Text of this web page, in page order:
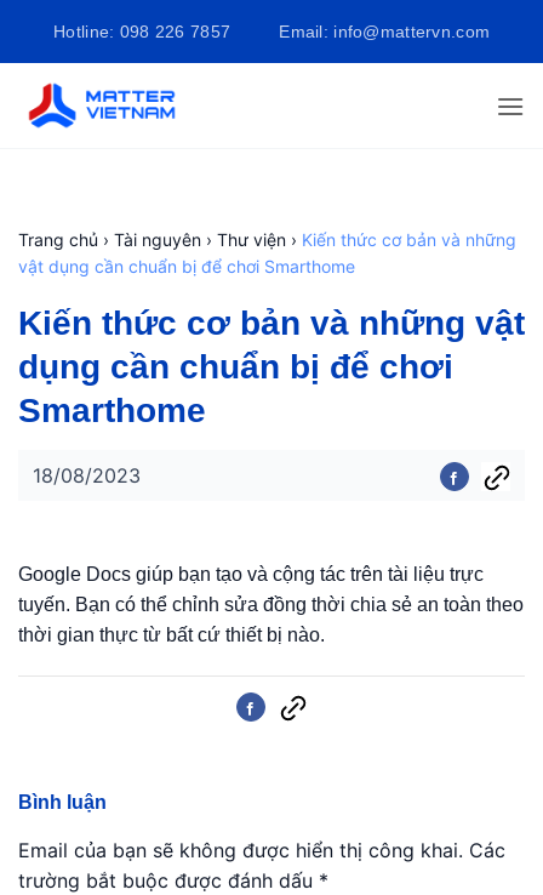
dung
Email: info@mattervn.com
Hotline: 098 226 7857
Trang chủ › Tài nguyên › Thư viện › Kiến thức cơ bản và những
vật dụng cần chuẩn bị để chơi Smarthome
Kiến thức cơ bản và những vật
dụng cần chuẩn bị để chơi
Smarthome
18/08/2023
Google Docs giúp bạn tạo và cộng tác trên tài liệu trực
tuyến. Bạn có thể chỉnh sửa đồng thời chia sẻ an toàn theo
thời gian thực từ bất cứ thiết bị nào.
Bình luận
Email của bạn sẽ không được hiển thị công khai. Các
trường bắt buộc được đánh dấu *